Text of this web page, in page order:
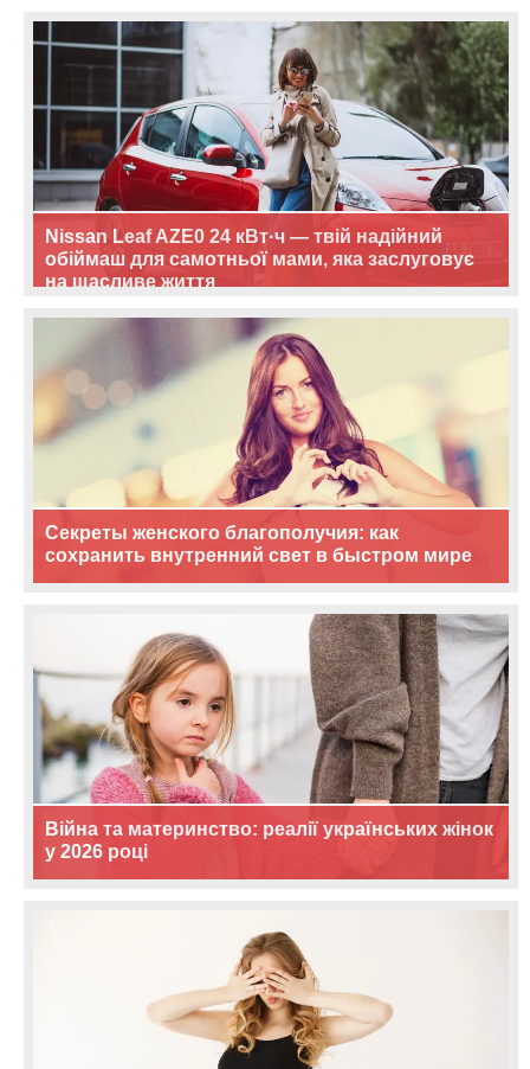
Nissan Leaf AZE0 24 кВт·ч — твій надійний
обіймаш для самотньої мами, яка заслуговує
на щасливе життя
Секреты женского благополучия: как
сохранить внутренний свет в быстром мире
Війна та материнство: реалії українських жінок
у 2026 році